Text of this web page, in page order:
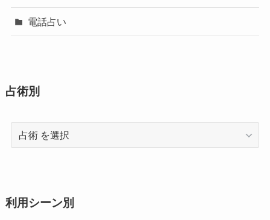
電話占い
占術別
術
利用シーン別